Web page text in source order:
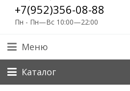
+7(952)356-08-88
Пн - Пн—Вс 10:00—22:00
Меню
Каталог